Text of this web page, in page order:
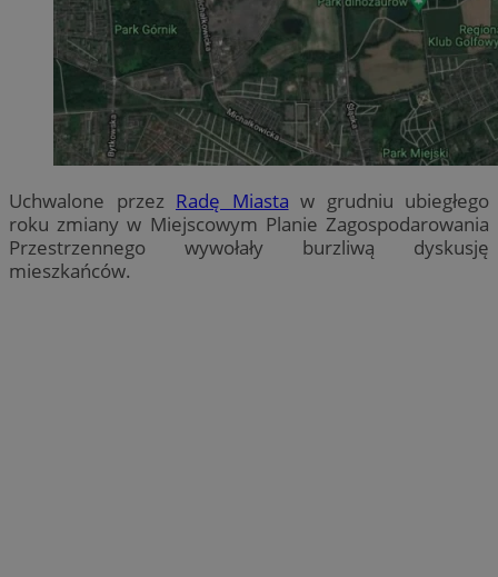
Uchwalone przez Radę Miasta w grudniu ubiegłego
roku zmiany w Miejscowym Planie Zagospodarowania
Przestrzennego wywołały burzliwą dyskusję
mieszkańców.